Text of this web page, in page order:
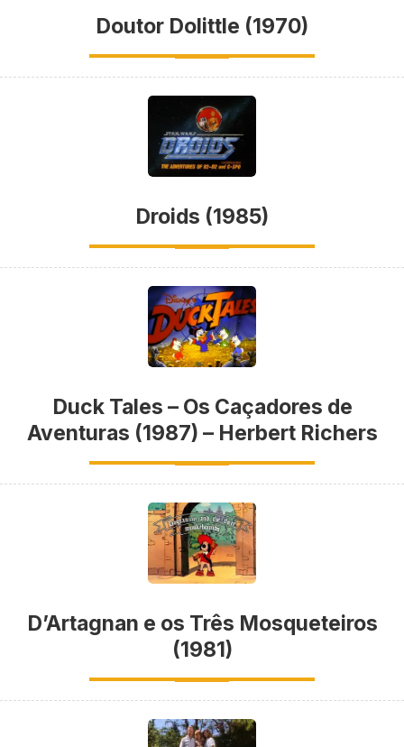
Doutor Dolittle (1970)
Droids (1985)
Duck Tales – Os Caçadores de
Aventuras (1987) – Herbert Richers
D’Artagnan e os Três Mosqueteiros
(1981)